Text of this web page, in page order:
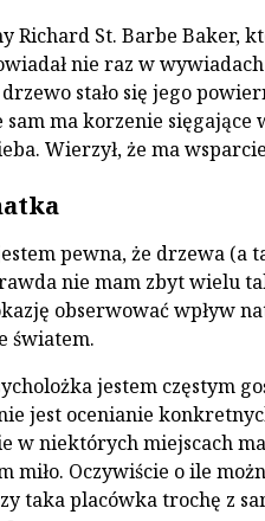
Richard St. Barbe Baker,
nie raz w
stało się jego
sam ma korzenie
Wierzył, że ma
pewna, że drzewa (a
nie mam zbyt wielu
obserwować wpływ
światem.
jestem częstym
jest ocenianie
w niektórych miejscach
miło. Oczywiście o ile
taka placówka trochę z